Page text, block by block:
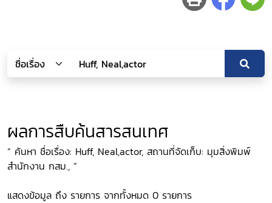
ผลการสืบค้นสารสนเทศ
“ ค้นหา ชื่อเรื่อง: Huff, Neal,actor, สถานที่จัดเก็บ: มุมสิ่งพิมพ์
สำนักงาน กสม., ”
แสดงข้อมูล ถึง รายการ จากทั้งหมด 0 รายการ